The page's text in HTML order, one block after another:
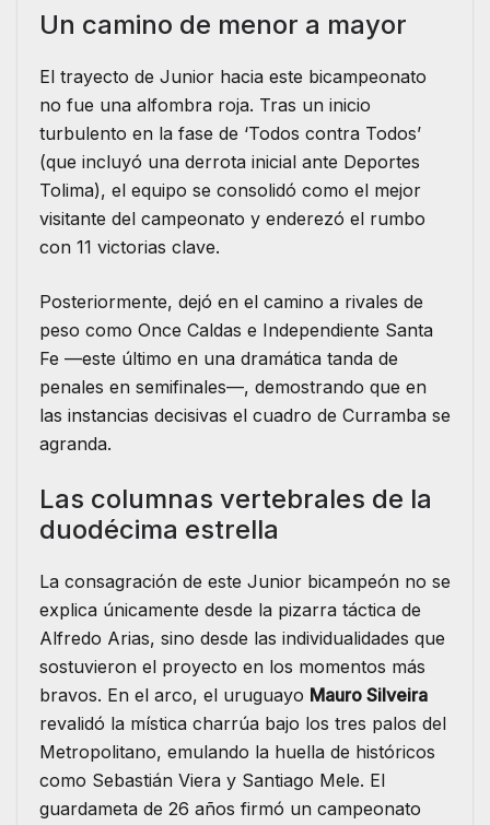
Un camino de menor a mayor
El trayecto de Junior hacia este bicampeonato
no fue una alfombra roja. Tras un inicio
turbulento en la fase de ‘Todos contra Todos’
(que incluyó una derrota inicial ante Deportes
Tolima), el equipo se consolidó como el mejor
visitante del campeonato y enderezó el rumbo
con 11 victorias clave.
Posteriormente, dejó en el camino a rivales de
peso como Once Caldas e Independiente Santa
Fe —este último en una dramática tanda de
penales en semifinales—, demostrando que en
las instancias decisivas el cuadro de Curramba se
agranda.
Las columnas vertebrales de la
duodécima estrella
La consagración de este Junior bicampeón no se
explica únicamente desde la pizarra táctica de
Alfredo Arias, sino desde las individualidades que
sostuvieron el proyecto en los momentos más
bravos. En el arco, el uruguayo Mauro Silveira
revalidó la mística charrúa bajo los tres palos del
Metropolitano, emulando la huella de históricos
como Sebastián Viera y Santiago Mele. El
guardameta de 26 años firmó un campeonato